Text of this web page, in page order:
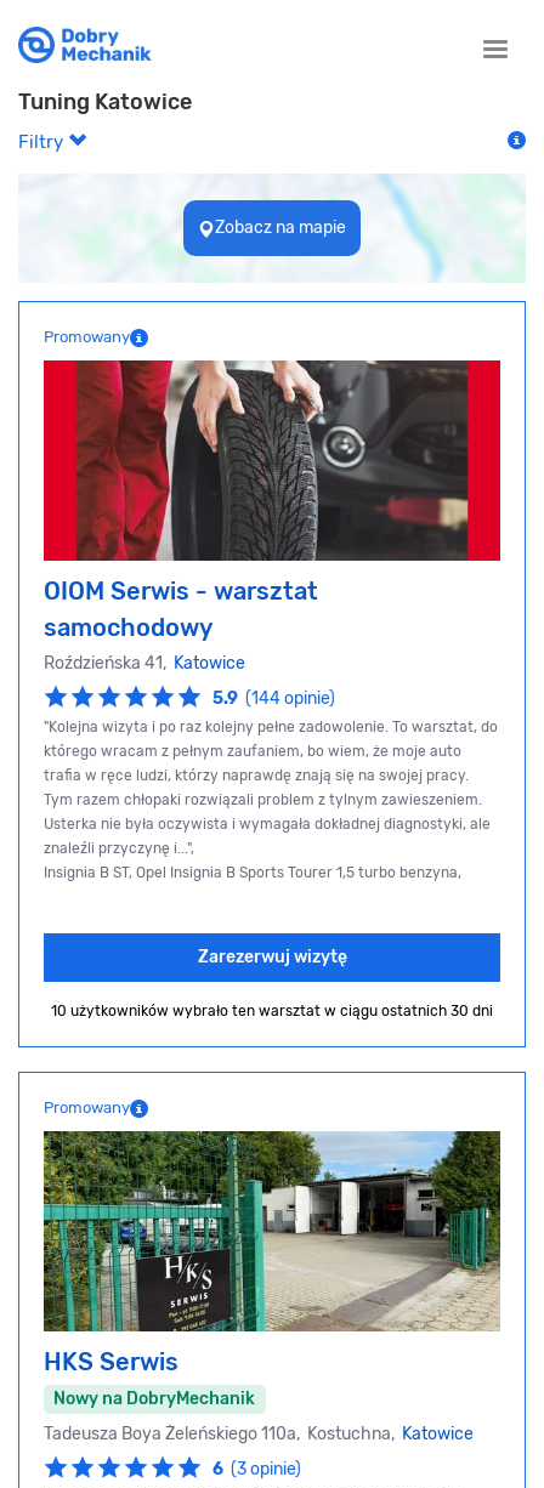
Toggle
Tuning Katowice
Filtry
Zobacz na mapie
Promowany
OIOM Serwis - warsztat
samochodowy
Roździeńska 41, Katowice
5.9 (144 opinie)
"Kolejna wizyta i po raz kolejny pełne zadowolenie. To warsztat, do
którego wracam z pełnym zaufaniem, bo wiem, że moje auto
trafia w ręce ludzi, którzy naprawdę znają się na swojej pracy.
Tym razem chłopaki rozwiązali problem z tylnym zawieszeniem.
Usterka nie była oczywista i wymagała dokładnej diagnostyki, ale
znaleźli przyczynę i...",
Insignia B ST, Opel Insignia B Sports Tourer 1,5 turbo benzyna,
Zarezerwuj wizytę
10 użytkowników wybrało ten warsztat w ciągu ostatnich 30 dni
Promowany
HKS Serwis
Nowy na DobryMechanik
Tadeusza Boya Żeleńskiego 110a, Kostuchna, Katowice
6 (3 opinie)